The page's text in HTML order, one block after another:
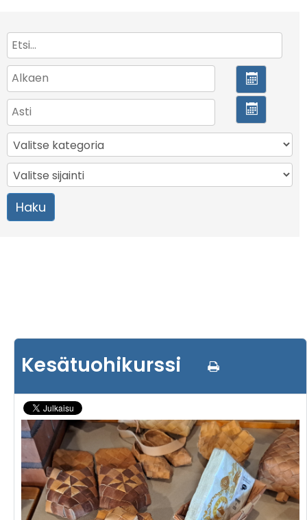
Kesätuohikurssi